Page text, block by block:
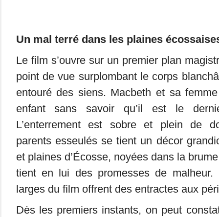
Un mal terré dans les plaines
Le film s’ouvre sur un premier plan
point de vue surplombant le corps
entouré des siens. Macbeth et sa
enfant sans savoir qu’il est le
L’enterrement est sobre et plein de
parents esseulés se tient un décor
et plaines d’Écosse, noyées dans la
tient en lui des promesses de malheur.
larges du film offrent des entractes aux
Dès les premiers instants, on peut